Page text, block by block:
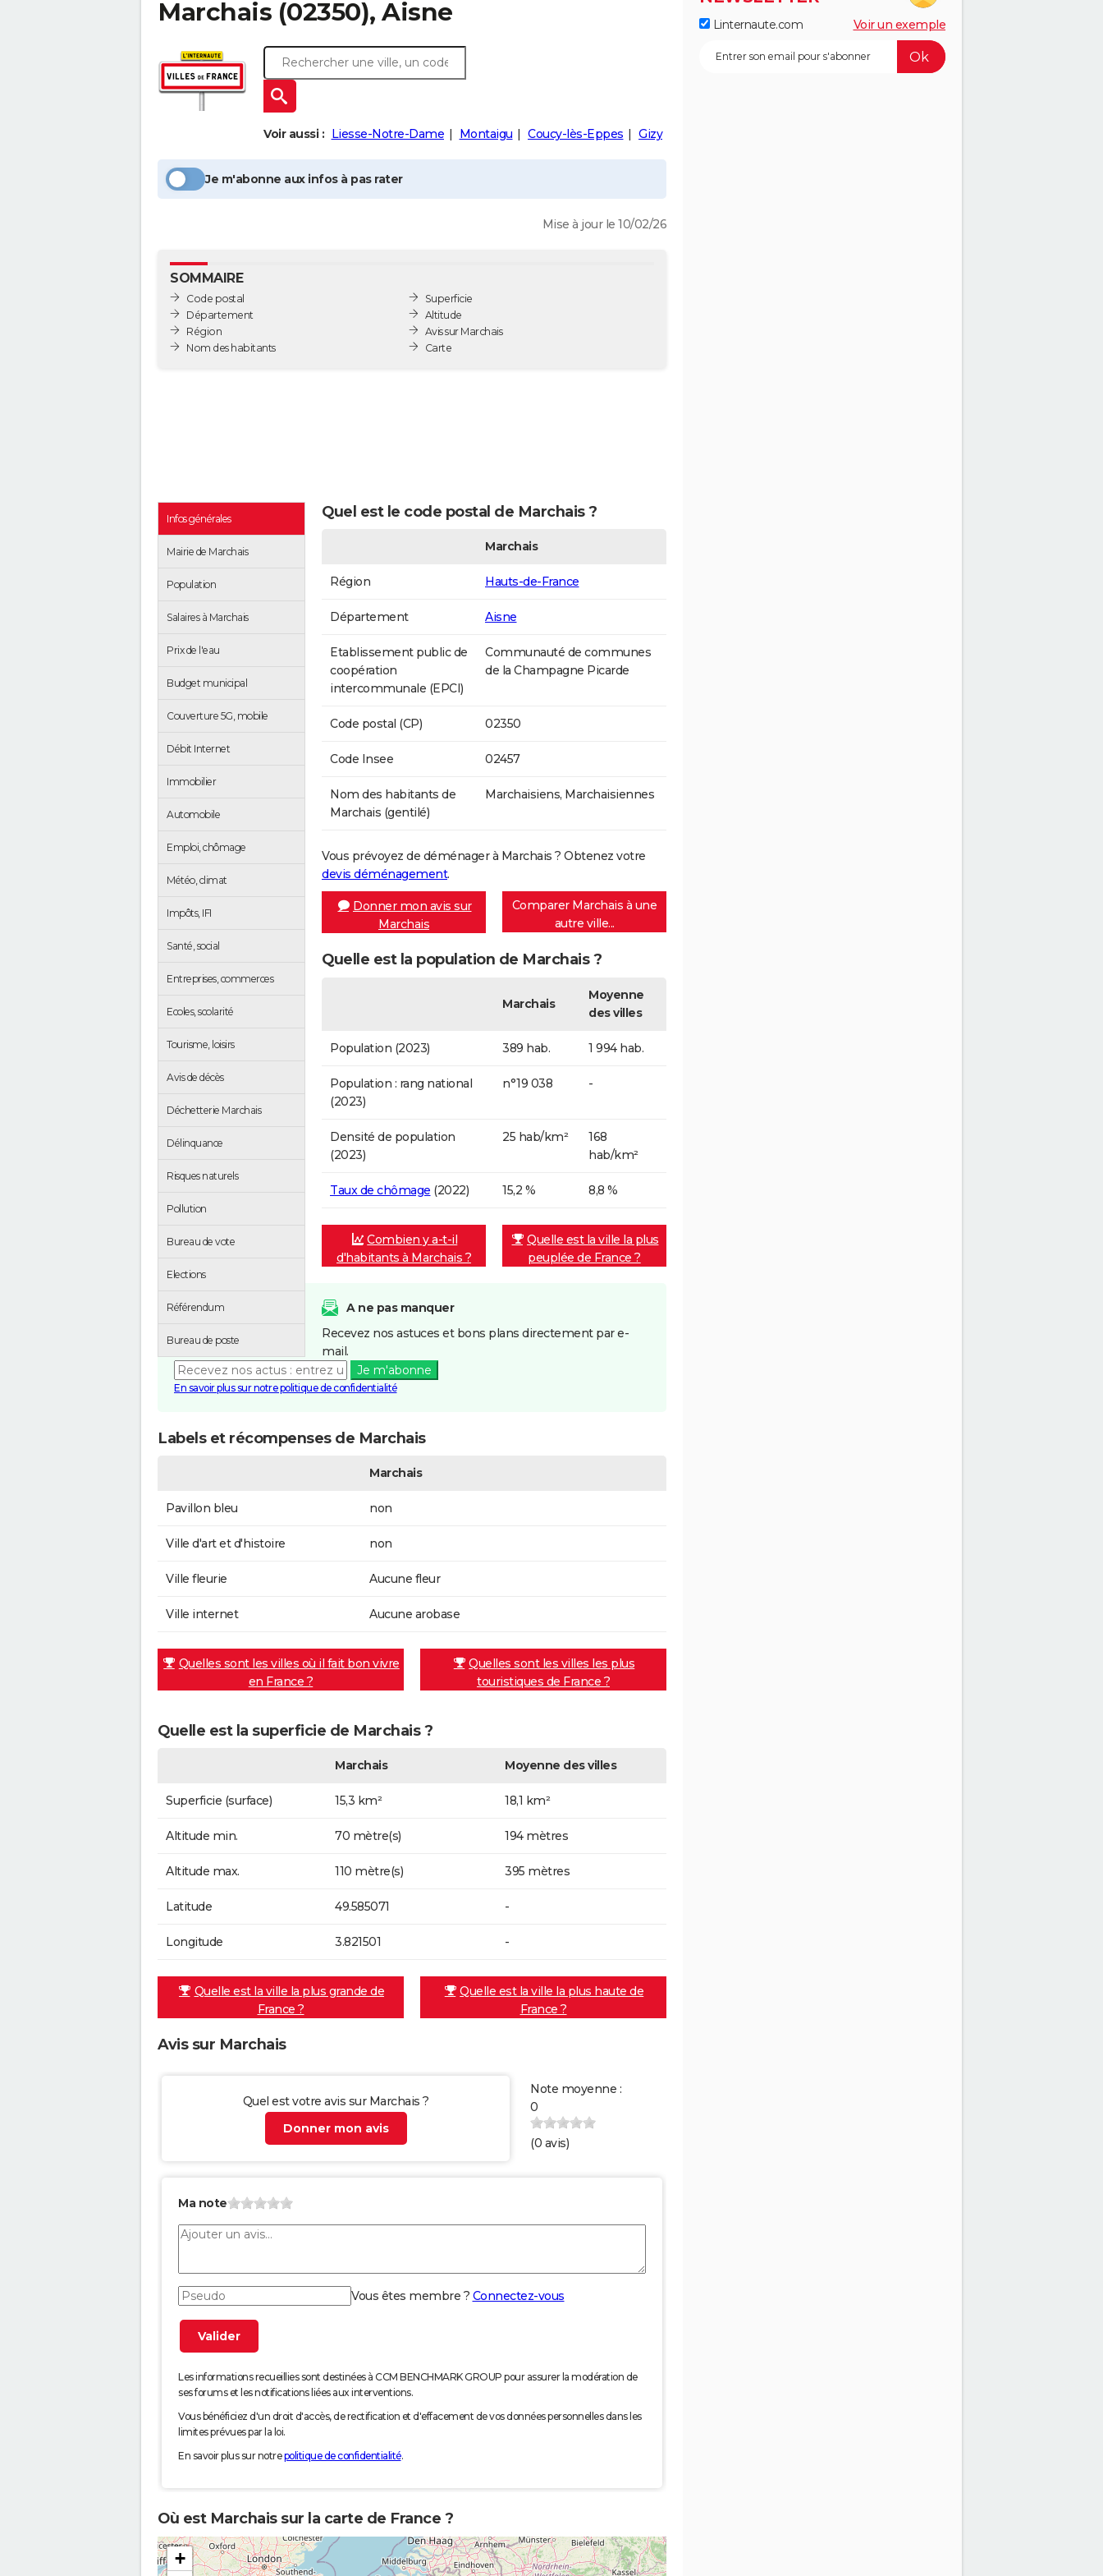
Marchais (02350), Aisne
Voir aussi : Liesse-Notre-Dame Montaigu Coucy-lès-Eppes Gizy
Je m'abonne aux infos à pas rater
Mise à jour le 10/02/26
SOMMAIRE
Code postal
Département
Région
Nom des habitants
Superficie
Altitude
Avis sur Marchais
Carte
Infos générales
Mairie de Marchais
Population
Salaires à Marchais
Prix de l'eau
Budget municipal
Couverture 5G, mobile
Débit Internet
Immobilier
Automobile
Emploi, chômage
Météo, climat
Impôts, IFI
Santé, social
Entreprises, commerces
Ecoles, scolarité
Tourisme, loisirs
Avis de décès
Déchetterie Marchais
Délinquance
Risques naturels
Pollution
Bureau de vote
Elections
Référendum
Bureau de poste
Quel est le code postal de Marchais ?
Marchais
Région Hauts-de-France
Département Aisne
Etablissement public de
coopération
intercommunale (EPCI)
Communauté de communes
de la Champagne Picarde
Code postal (CP) 02350
Code Insee 02457
Nom des habitants de
Marchais (gentilé)
Marchaisiens, Marchaisiennes
Vous prévoyez de déménager à Marchais ? Obtenez votre
devis déménagement.
Donner mon avis sur
Marchais
Comparer Marchais à une
autre ville...
Quelle est la population de Marchais ?
Marchais
Moyenne
des villes
Population (2023) 389 hab. 1 994 hab.
Population : rang national
(2023)
n°19 038 -
Densité de population
(2023)
25 hab/km²
168
hab/km²
Taux de chômage (2022) 15,2 % 8,8 %
Combien y a-t-il
d'habitants à Marchais ?
Quelle est la ville la plus
peuplée de France ?
A ne pas manquer
Recevez nos astuces et bons plans directement par e-
mail.
Je m'abonne
En savoir plus sur notre politique de confidentialité
Labels et récompenses de Marchais
Marchais
Pavillon bleu non
Ville d'art et d'histoire non
Ville fleurie Aucune fleur
Ville internet Aucune arobase
Quelles sont les villes où il fait bon vivre
en France ?
Quelles sont les villes les plus
touristiques de France ?
Quelle est la superficie de Marchais ?
Marchais Moyenne des villes
Superficie (surface) 15,3 km² 18,1 km²
Altitude min. 70 mètre(s) 194 mètres
Altitude max. 110 mètre(s) 395 mètres
Latitude 49.585071 -
Longitude 3.821501 -
Quelle est la ville la plus grande de
France ?
Quelle est la ville la plus haute de
France ?
Avis sur Marchais
Quel est votre avis sur Marchais ?
Donner mon avis
Note moyenne :
0
(0 avis)
Ma note
Vous êtes membre ? Connectez-vous
Les informations recueillies sont destinées à CCM BENCHMARK GROUP pour assurer la modération de
ses forums et les notifications liées aux interventions.
Vous bénéficiez d'un droit d'accès, de rectification et d'effacement de vos données personnelles dans les
limites prévues par la loi.
En savoir plus sur notrepolitique de confidentialité.
Où est Marchais sur la carte de France ?
+
Linternaute.com Voir un exemple